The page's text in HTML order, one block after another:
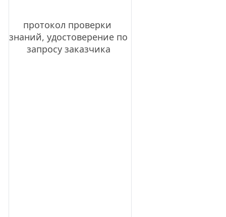
протокол проверки
запросу заказчика